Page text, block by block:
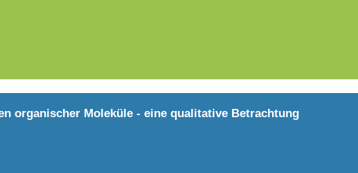
organischer Moleküle - eine qualitative Betrachtung